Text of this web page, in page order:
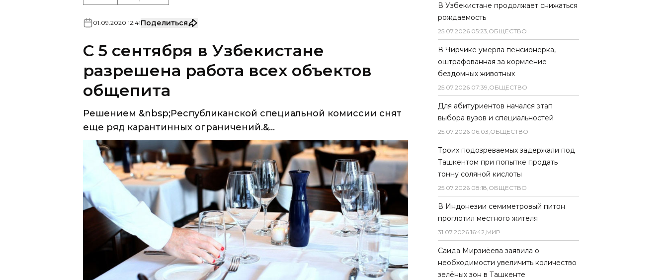
С 5 сентября в Узбекистане
разрешена работа всех объектов
общепита
Решением &nbsp;Республиканской специальной комиссии снят
еще ряд карантинных ограничений.&...
В Узбекистане продолжает снижаться
рождаемость
25.07.2026 05:23,ОБЩЕСТВО
В Чирчике умерла пенсионерка,
оштрафованная за кормление
бездомных животных
25.07.2026 07:39,ОБЩЕСТВО
Для абитуриентов начался этап
выбора вузов и специальностей
25.07.2026 06:03,ОБЩЕСТВО
Троих подозреваемых задержали под
Ташкентом при попытке продать
тонну соляной кислоты
25.07.2026 08:18,ОБЩЕСТВО
В Индонезии семиметровый питон
проглотил местного жителя
31.07.2026 16:42,МИР
Саида Мирзиёева заявила о
необходимости увеличить количество
зелёных зон в Ташкенте